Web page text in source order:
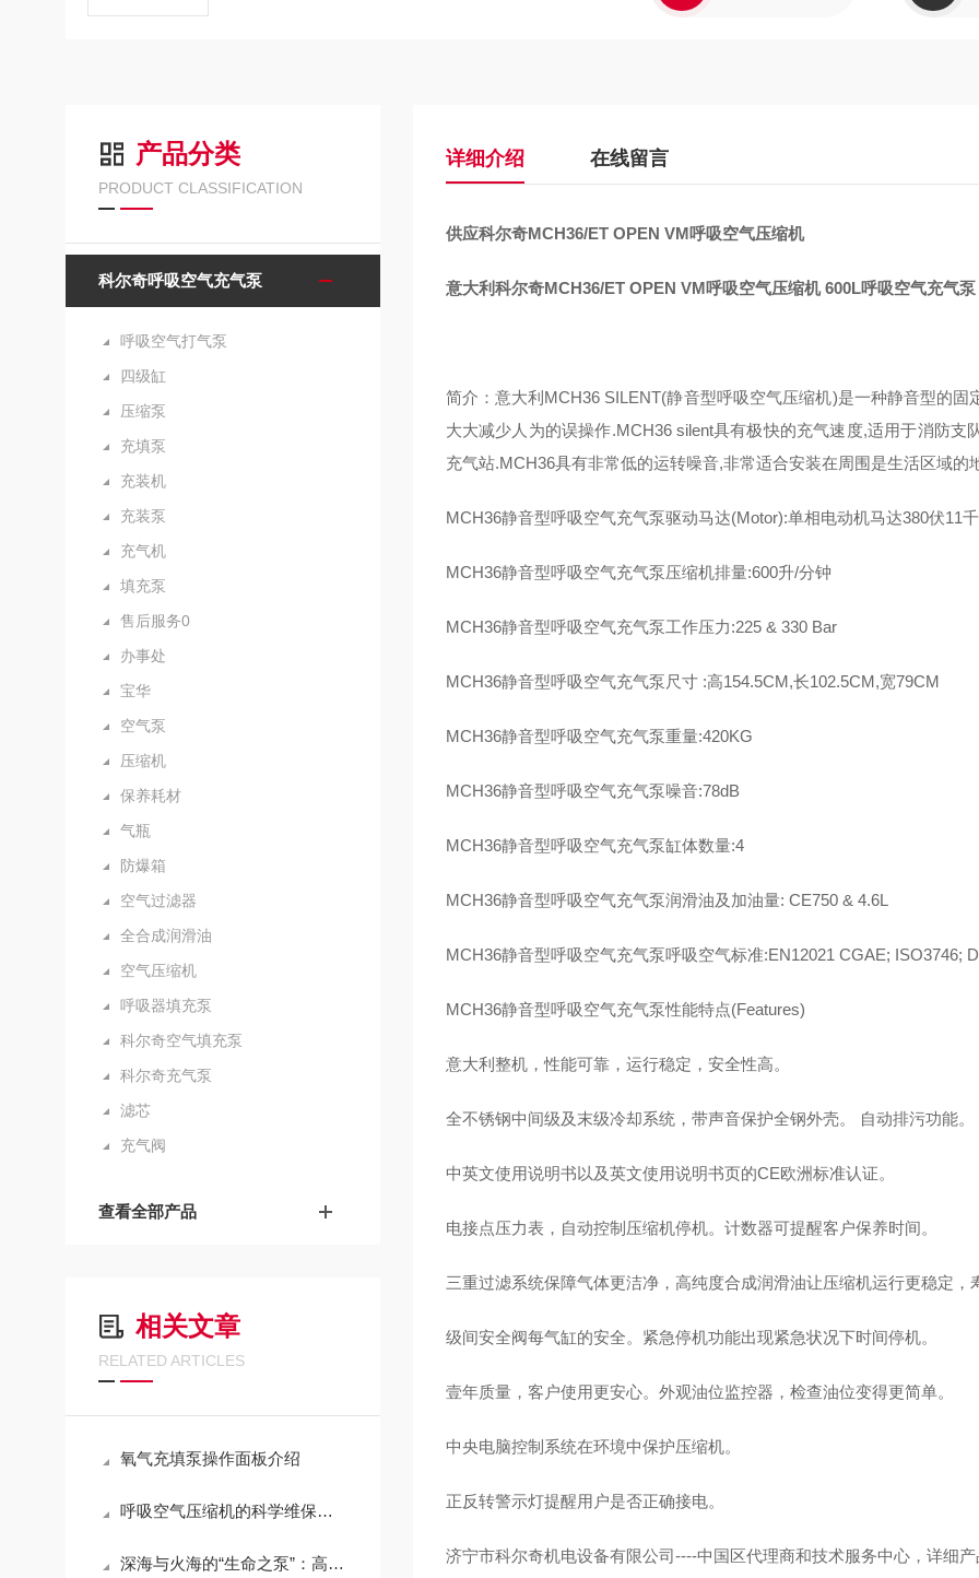
产品分类
PRODUCT CLASSIFICATION
科尔奇呼吸空气充气泵
呼吸空气打气泵
四级缸
压缩泵
充填泵
充装机
充装泵
充气机
填充泵
售后服务0
办事处
宝华
空气泵
压缩机
保养耗材
气瓶
防爆箱
空气过滤器
全合成润滑油
空气压缩机
呼吸器填充泵
科尔奇空气填充泵
科尔奇充气泵
滤芯
充气阀
查看全部产品
相关文章
RELATED ARTICLES
氧气充填泵操作面板介绍
呼吸空气压缩机的科学维保指导
深海与火海的“生命之泵”：高压呼吸空气压缩机的极限压缩与净化哲学
详细介绍 在线留言
供应科尔奇MCH36/ET OPEN VM呼吸空气压缩机
意大利科尔奇MCH36/ET OPEN VM呼吸空气压缩机 600L呼吸空气充气泵
简介：意大利MCH36 SILENT(静音型呼吸空气压缩机)是一种静音型的
大大减少人为的误操作.MCH36 silent具有极快的充气速度,适用于消防
充气站.MCH36具有非常低的运转噪音,非常适合安装在周围是生活区域的
MCH36静音型呼吸空气充气泵驱动马达(Motor):单相电动机马达380伏11
MCH36静音型呼吸空气充气泵压缩机排量:600升/分钟
MCH36静音型呼吸空气充气泵工作压力:225 & 330 Bar
MCH36静音型呼吸空气充气泵尺寸 :高154.5CM,长102.5CM,宽79CM
MCH36静音型呼吸空气充气泵重量:420KG
MCH36静音型呼吸空气充气泵噪音:78dB
MCH36静音型呼吸空气充气泵缸体数量:4
MCH36静音型呼吸空气充气泵润滑油及加油量: CE750 & 4.6L
MCH36静音型呼吸空气充气泵呼吸空气标准:EN12021 CGAE; ISO3746;
MCH36静音型呼吸空气充气泵性能特点(Features)
意大利整机，性能可靠，运行稳定，安全性高。
全不锈钢中间级及末级冷却系统，带声音保护全钢外壳。 自动排污功能。
中英文使用说明书以及英文使用说明书页的CE欧洲标准认证。
电接点压力表，自动控制压缩机停机。计数器可提醒客户保养时间。
三重过滤系统保障气体更洁净，高纯度合成润滑油让压缩机运行更稳定，
级间安全阀每气缸的安全。紧急停机功能出现紧急状况下时间停机。
壹年质量，客户使用更安心。外观油位监控器，检查油位变得更简单。
中央电脑控制系统在环境中保护压缩机。
正反转警示灯提醒用户是否正确接电。
济宁市科尔奇机电设备有限公司----中国区代理商和技术服务中心，详细